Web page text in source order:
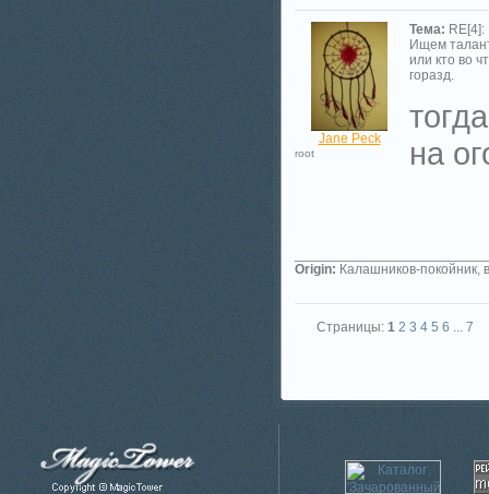
Jane Peck
root
Тема: RE[4]:
Ищем
или кто во
горазд.
на
Origin: Калашников-покойник,
Страницы: 1 2 3 4 5 6 ... 7